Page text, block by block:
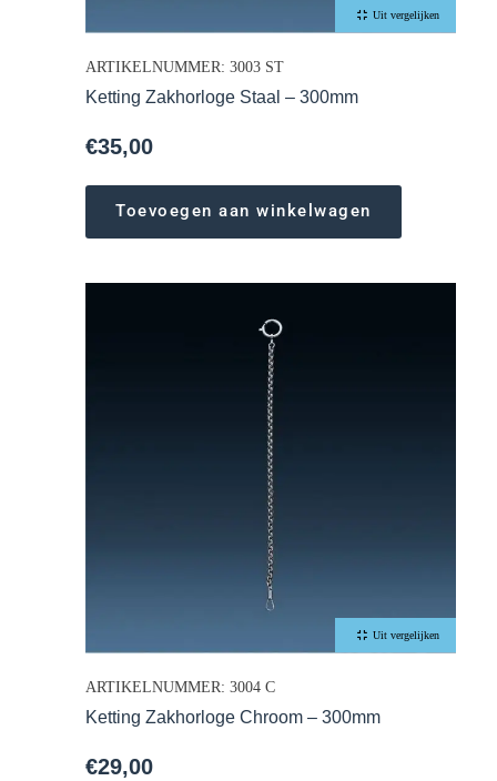
Uit vergelijken
ARTIKELNUMMER: 3003 ST
Ketting Zakhorloge Staal – 300mm
€35,00
Toevoegen aan winkelwagen
Uit vergelijken
ARTIKELNUMMER: 3004 C
Ketting Zakhorloge Chroom – 300mm
€29,00